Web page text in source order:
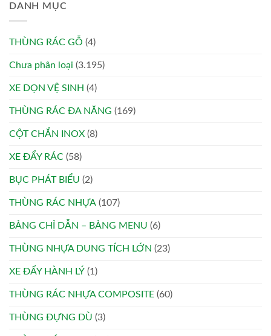
DANH MỤC
THÙNG RÁC GỖ (4)
Chưa phân loại (3.195)
XE DỌN VỆ SINH (4)
THÙNG RÁC ĐA NĂNG (169)
CỘT CHẮN INOX (8)
XE ĐẨY RÁC (58)
BỤC PHÁT BIỂU (2)
THÙNG RÁC NHỰA (107)
BẢNG CHỈ DẪN – BẢNG MENU (6)
THÙNG NHỰA DUNG TÍCH LỚN (23)
XE ĐẨY HÀNH LÝ (1)
THÙNG RÁC NHỰA COMPOSITE (60)
THÙNG ĐỰNG DÙ (3)